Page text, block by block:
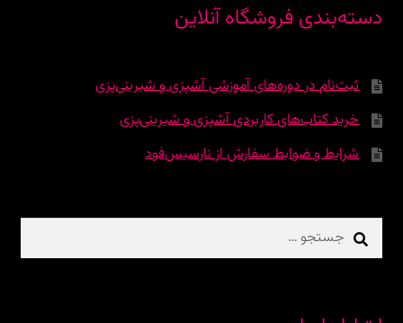
دسته‌بندی فروشگاه آنلاین
ثبت‌نام در دوره‌‌های آموزشی آشپزی و شیرینی‌پزی
خرید کتاب‌های کاربردی آشپزی و شیرینی‌پزی
شرایط و ضوابط سفارش از نارسیس‌فود
جستجو
برای: